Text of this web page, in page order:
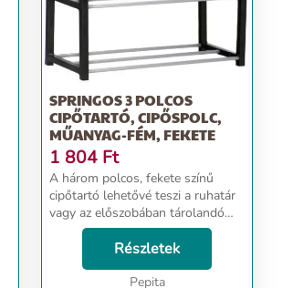
SPRINGOS 3 POLCOS
CIPŐTARTÓ, CIPŐSPOLC,
MŰANYAG-FÉM, FEKETE
1 804 Ft
A három polcos, fekete színű
cipőtartó lehetővé teszi a ruhatár
vagy az előszobában tárolandó
cipők megfelelő elrendezését.
Viszonylag kis helyen tárolhatja a
cipőket, ruhákat. A polc stabil
Részletek
Pepita